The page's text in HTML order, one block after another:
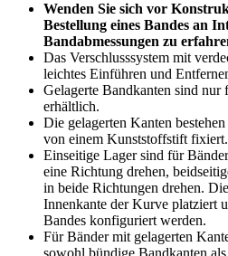
Wenden Sie sich vor
Bestellung eines Bandes an
Bandabmessungen zu
Das Verschlusssystem mit
leichtes Einführen und
Gelagerte Bandkanten sind
erhältlich.
Die gelagerten Kanten
von einem Kunststoffstift fixiert.
Einseitige Lager sind für
eine Richtung drehen,
in beide Richtungen drehen.
Innenkante der Kurve platziert
Bandes konfiguriert werden.
Für Bänder mit gelagerten